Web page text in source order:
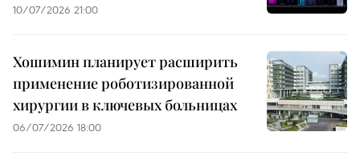
10/07/2026 21:00
Хошимин планирует расширить
применение роботизированной
хирургии в ключевых больницах
06/07/2026 18:00